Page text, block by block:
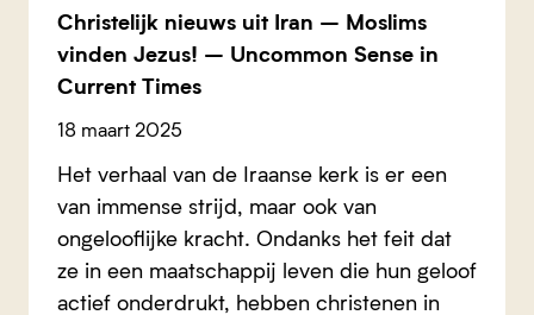
Christelijk nieuws uit Iran – Moslims
vinden Jezus! – Uncommon Sense in
Current Times
18 maart 2025
Het verhaal van de Iraanse kerk is er een
van immense strijd, maar ook van
ongelooflijke kracht. Ondanks het feit dat
ze in een maatschappij leven die hun geloof
actief onderdrukt, hebben christenen in